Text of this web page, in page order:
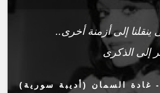
إلى أزمنة أخرى..
إلى الذكرى
- غادة السمان (أديبة سورية)